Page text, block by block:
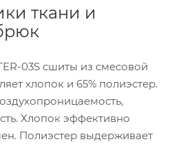
ткани и
03S сшиты из смесовой
хлопок и 65% полиэстер.
Хлопок эффективно
Полиэстер выдерживает